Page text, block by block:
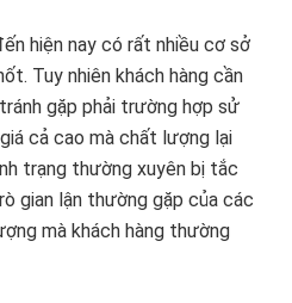
hiện nay có rất nhiều cơ sở
Tuy nhiên khách hàng cần
gặp phải trường hợp sử
cả cao mà chất lượng lại
trạng thường xuyên bị tắc
gian lận thường gặp của các
mà khách hàng thường